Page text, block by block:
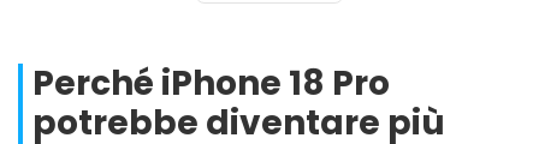
Perché iPhone 18 Pro
potrebbe diventare più